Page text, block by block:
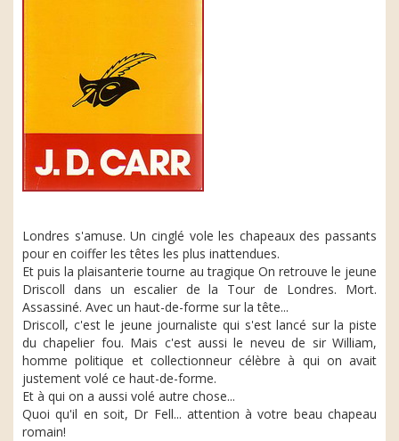
Londres s'amuse. Un cinglé vole les chapeaux des passants
pour en coiffer les têtes les plus inattendues.
Et puis la plaisanterie tourne au tragique On retrouve le jeune
Driscoll dans un escalier de la Tour de Londres. Mort.
Assassiné. Avec un haut-de-forme sur la tête...
Driscoll, c'est le jeune journaliste qui s'est lancé sur la piste
du chapelier fou. Mais c'est aussi le neveu de sir William,
homme politique et collectionneur célèbre à qui on avait
justement volé ce haut-de-forme.
Et à qui on a aussi volé autre chose...
Quoi qu'il en soit, Dr Fell... attention à votre beau chapeau
romain!